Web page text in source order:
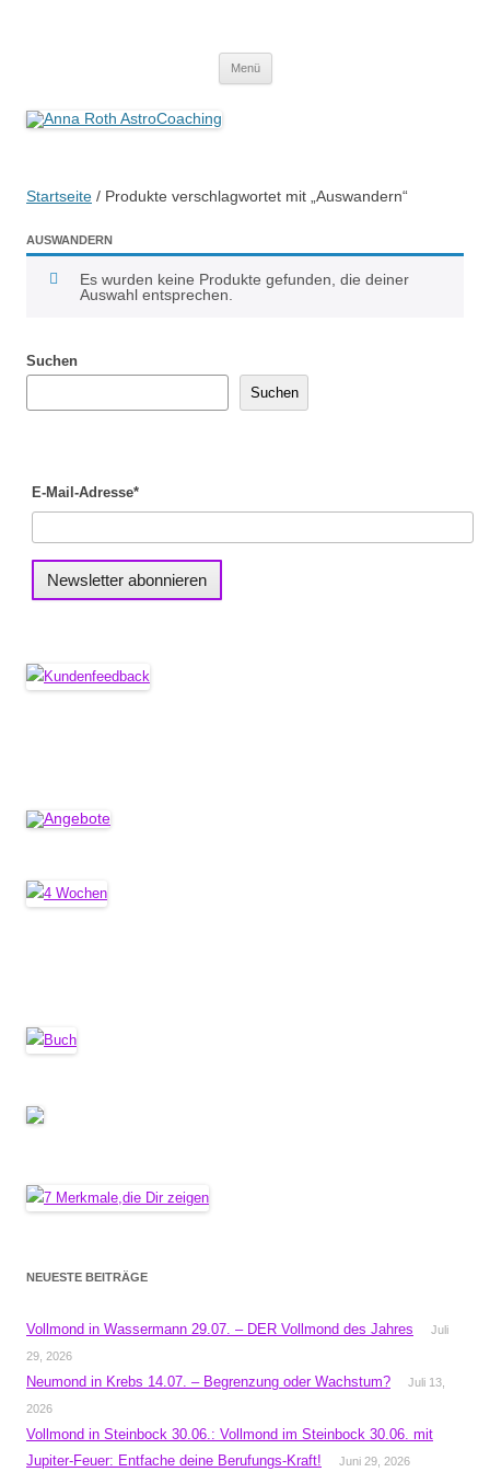
Menü
Startseite / Produkte verschlagwortet mit „Auswandern“
AUSWANDERN
Es wurden keine Produkte gefunden, die deiner
Auswahl entsprechen.
Suchen
Suchen
E-Mail-Adresse*
NEUESTE BEITRÄGE
Vollmond in Wassermann 29.07. – DER Vollmond des Jahres
Juli
29, 2026
Neumond in Krebs 14.07. – Begrenzung oder Wachstum?
Juli 13,
2026
Vollmond in Steinbock 30.06.: Vollmond im Steinbock 30.06. mit
Jupiter-Feuer: Entfache deine Berufungs-Kraft!
Juni 29, 2026